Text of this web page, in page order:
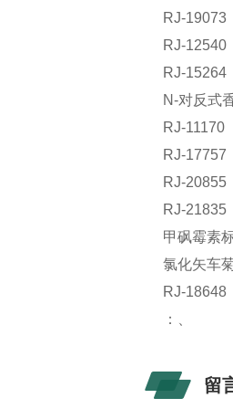
RJ-
RJ-
RJ-
N-对反式
RJ-
RJ-
RJ-
RJ-
甲砜霉素
氯化矢车
RJ-
：、
留